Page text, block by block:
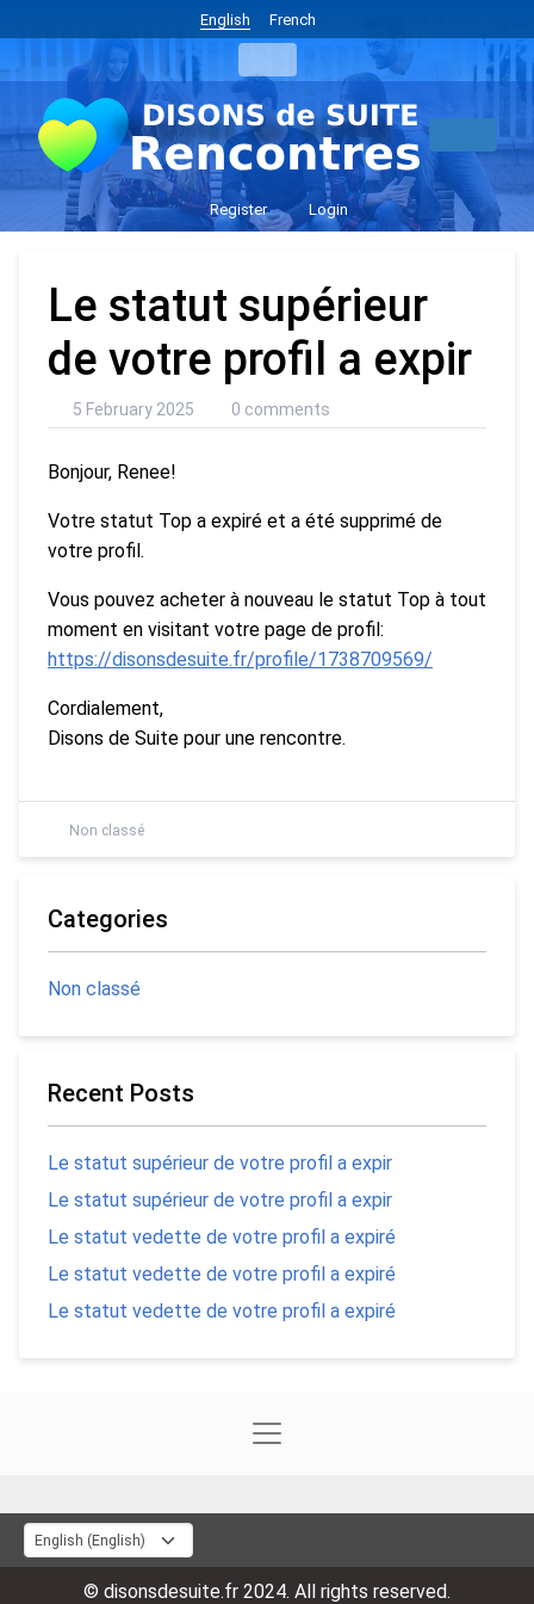
English French
Register Login
Le statut supérieur
de votre profil a expir
5 February 2025 0 comments
Bonjour, Renee!
Votre statut Top a expiré et a été supprimé de
votre profil.
Vous pouvez acheter à nouveau le statut Top à tout
moment en visitant votre page de profil:
https://disonsdesuite.fr/profile/1738709569/
Cordialement,
Disons de Suite pour une rencontre.
Non classé
Categories
Non classé
Recent Posts
Le statut supérieur de votre profil a expir
Le statut supérieur de votre profil a expir
Le statut vedette de votre profil a expiré
Le statut vedette de votre profil a expiré
Le statut vedette de votre profil a expiré
© disonsdesuite.fr 2024. All rights reserved.